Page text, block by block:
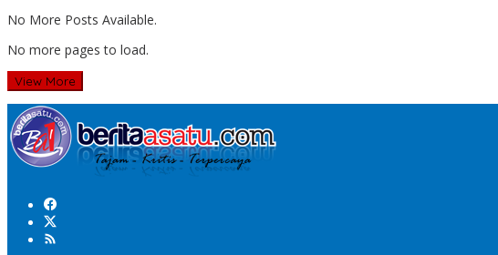
No More Posts Available.
No more pages to load.
View More